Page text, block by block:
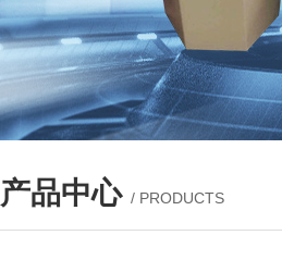
产品中心 / PRODUCTS